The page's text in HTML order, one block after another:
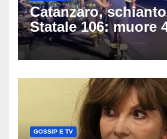
Catanzaro,
Statale 106: muore
coinvolti un’auto,
una moto
GOSSIP E TV